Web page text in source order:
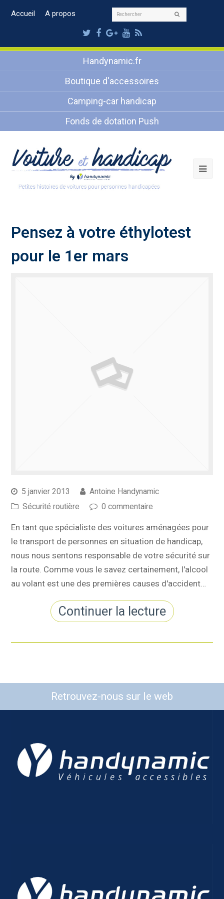
Accueil A propos Rechercher
Twitter
Facebook
Google
Plus
Youtube
RSS
Handynamic.fr
Boutique d'accessoires
Camping-car handicap
Fonds de dotation Push
Pensez à votre éthylotest
pour le 1er mars
5 janvier 2013
Antoine Handynamic
Sécurité routière
0 commentaire
En tant que spécialiste des voitures aménagées pour
le transport de personnes en situation de handicap,
nous nous sentons responsable de votre sécurité sur
la route. Comme vous le savez certainement, l'alcool
au volant est une des premières causes d'accident…
Continuer la lecture
Retrouvez-nous sur le web